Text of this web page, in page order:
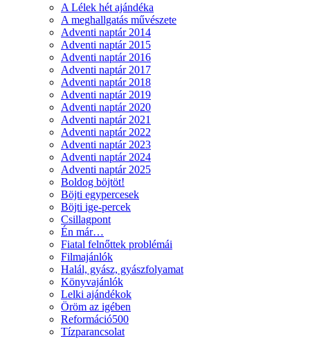
A Lélek hét ajándéka
A meghallgatás művészete
Adventi naptár 2014
Adventi naptár 2015
Adventi naptár 2016
Adventi naptár 2017
Adventi naptár 2018
Adventi naptár 2019
Adventi naptár 2020
Adventi naptár 2021
Adventi naptár 2022
Adventi naptár 2023
Adventi naptár 2024
Adventi naptár 2025
Boldog böjtöt!
Böjti egypercesek
Böjti ige-percek
Csillagpont
Én már…
Fiatal felnőttek problémái
Filmajánlók
Halál, gyász, gyászfolyamat
Könyvajánlók
Lelki ajándékok
Öröm az igében
Reformáció500
Tízparancsolat